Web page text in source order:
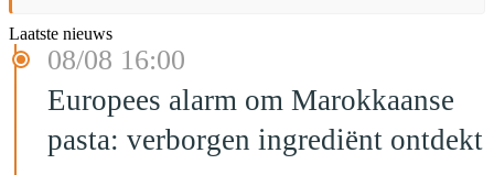
Laatste nieuws
08/08 16:00
Europees alarm om Marokkaanse
pasta: verborgen ingrediënt ontdekt